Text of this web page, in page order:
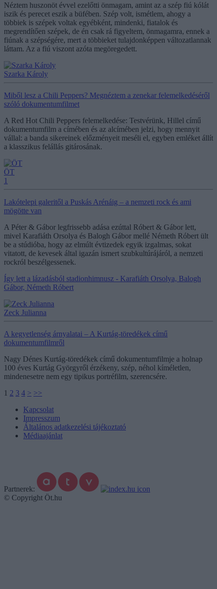
Néztem huszonöt évvel ezelőtti önmagam, amint az a szép fiú kólát
iszik és perecet eszik a büfében. Szép volt, ismétlem, ahogy a
többiek is szépek voltak egyébként, mindenki, fiatalok és
megrendítően szépek, de én csak rá figyeltem, önmagamra, ennek a
fiúnak a szépségére, mert a többieket tulajdonképpen változatlannak
láttam. Az a fiú viszont azóta megöregedett.
Szarka Károly
Miből lesz a Chili Peppers? Megnéztem a zenekar felemelkedéséről
szóló dokumentumfilmet
A Red Hot Chili Peppers felemelkedése: Testvérünk, Hillel című
dokumentumfilm a címében és az alcímében jelzi, hogy mennyit
vállal: a banda sikereinek előzményeit meséli el, egyben emléket állít
a klasszikus felállás gitárosának.
ÖT
1
Lakótelepi galeritől a Puskás Arénáig – a nemzeti rock és ami
mögötte van
A Péter & Gábor legfrissebb adása ezúttal Róbert & Gábor lett,
mivel Karafiáth Orsolya és Balogh Gábor mellé Németh Róbert ült
be a stúdióba, hogy az elmúlt évtizedek egyik izgalmas, sokat
vitatott, de kevesek által igazán ismert szubkultúrájáról, a nemzeti
rockról beszélgessenek.
Így lett a lázadásból stadionhimnusz - Karafiáth Orsolya, Balogh
Gábor, Németh Róbert
Zeck Julianna
A kegyetlenség árnyalatai – A Kurtág-töredékek című
dokumentumfilmről
Nagy Dénes Kurtág-töredékek című dokumentumfilmje a holnap
100 éves Kurtág Györgyről érzékeny, szép, néhol kíméletlen,
mindenesetre nem egy tipikus portréfilm, szerencsére.
1 2 3 4 > >>
Kapcsolat
Impresszum
Általános adatkezelési tájékoztató
Médiaajánlat
Partnerek:
© Copyright Öt.hu